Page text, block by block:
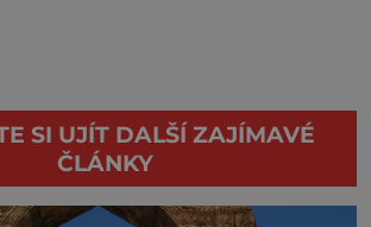
SI UJÍT DALŠÍ ZAJÍMAVÉ
ČLÁNKY